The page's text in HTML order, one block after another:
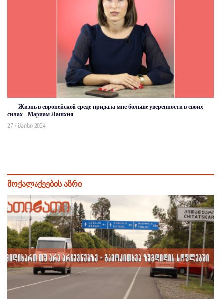
Жизнь в европейской среде придала мне больше уверенности в своих
силах - Мариам Лашхия
27 / მაისი 2024
მოქალაქეების აზრი